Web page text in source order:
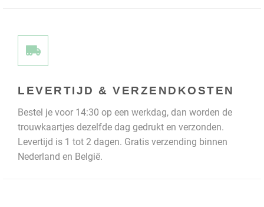
LEVERTIJD & VERZENDKOSTEN
Bestel je voor 14:30 op een werkdag, dan worden de
trouwkaartjes dezelfde dag gedrukt en verzonden.
Levertijd is 1 tot 2 dagen. Gratis verzending binnen
Nederland en België.